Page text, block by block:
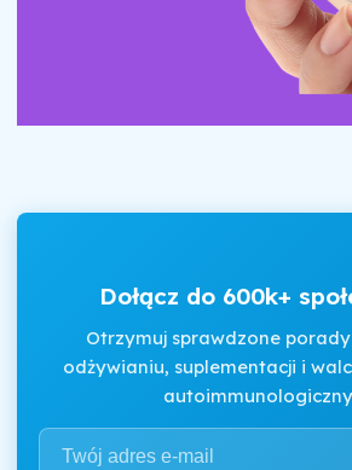
Dołącz do 600k+
Otrzymuj sprawdzone
odżywianiu, suplementacji i